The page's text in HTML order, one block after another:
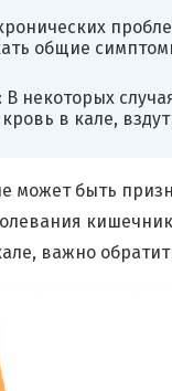
общие
некоторых
в кале,
может быть
важно